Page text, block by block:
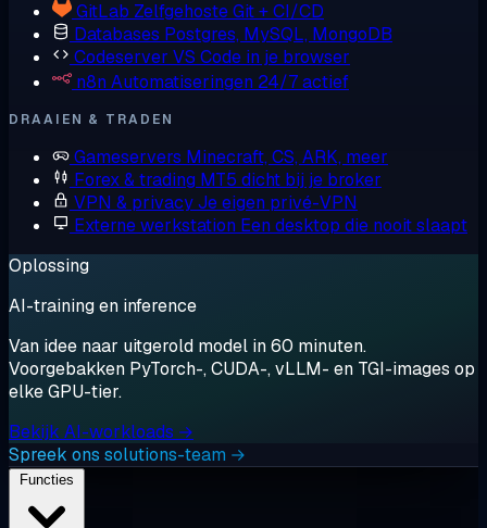
GitLab Zelfgehoste Git + CI/CD
Databases Postgres, MySQL, MongoDB
Codeserver VS Code in je browser
n8n Automatiseringen 24/7 actief
DRAAIEN & TRADEN
Gameservers Minecraft, CS, ARK, meer
Forex & trading MT5 dicht bij je broker
VPN & privacyJe eigen privé-VPN
Externe werkstation Een desktop die nooit slaapt
Oplossing
AI-training en inference
Van idee naar uitgerold model in 60 minuten.
Voorgebakken PyTorch-, CUDA-, vLLM- en TGI-images op
elke GPU-tier.
Bekijk AI-workloads →
Spreek ons solutions-team →